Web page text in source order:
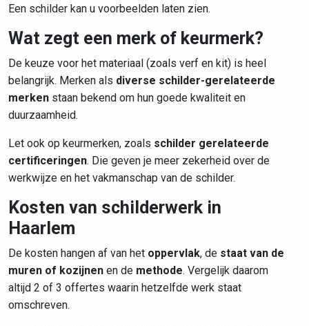
Een schilder kan u voorbeelden laten zien.
Wat zegt een merk of keurmerk?
De keuze voor het materiaal (zoals verf en kit) is heel
belangrijk. Merken als diverse schilder-gerelateerde
merken staan bekend om hun goede kwaliteit en
duurzaamheid.
Let ook op keurmerken, zoals schilder gerelateerde
certificeringen. Die geven je meer zekerheid over de
werkwijze en het vakmanschap van de schilder.
Kosten van schilderwerk in
Haarlem
De kosten hangen af van het oppervlak, de staat van de
muren of kozijnen en de methode. Vergelijk daarom
altijd 2 of 3 offertes waarin hetzelfde werk staat
omschreven.